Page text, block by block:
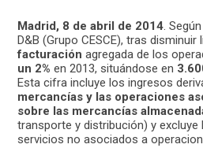
Madrid, 8 de abril de 2014.
D&B (Grupo CESCE), tras
facturación agregada de los
un 2% en 2013, situándose en
Esta cifra incluye los ingresos
mercancías y las operaciones
sobre las mercancías
transporte y distribución) y
servicios no asociados a